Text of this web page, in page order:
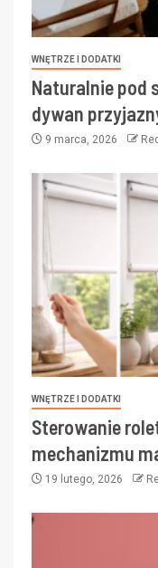
WNĘTRZE I DODATKI
Naturalnie pod
dywan
9 marca, 2026
WNĘTRZE I DODATKI
Sterowanie
mechanizmu
19 lutego, 2026